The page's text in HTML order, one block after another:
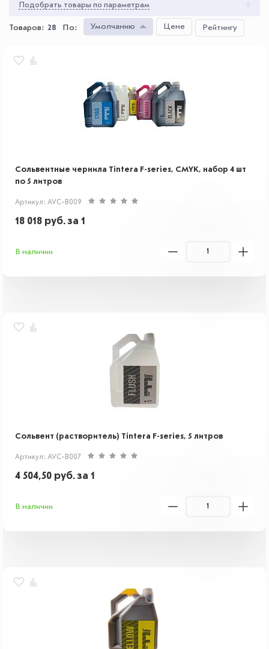
Подобрать товары по параметрам
Товаров: 28 По: Умолчанию Цене Рейтингу
Сольвентные чернила Tintera F-series, CMYK, набор 4 шт
по 5 литров
Артикул: AVC-B009
18 018 руб.за 1
В наличии
Сольвент (растворитель) Tintera F-series, 5 литров
Артикул: AVC-B007
4 504,50 руб.за 1
В наличии